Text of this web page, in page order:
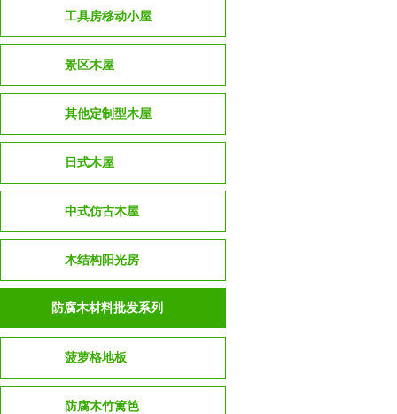
工具房移动小屋
景区木屋
其他定制型木屋
日式木屋
中式仿古木屋
木结构阳光房
防腐木材料批发系列
菠萝格地板
防腐木竹篱笆